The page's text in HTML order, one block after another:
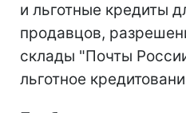
и льготные кредиты
продавцов,
склады "Почты
льготное